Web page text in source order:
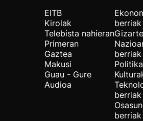
EITB
Kirolak
Telebista nahieran
Primeran
Gaztea
Makusi
Guau - Gure
Audioa
berriak
berriak
berriak
berriak